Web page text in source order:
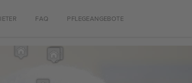
FAQ PFLEGEANGEBOTE